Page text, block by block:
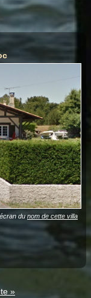
du nom de cette villa
»